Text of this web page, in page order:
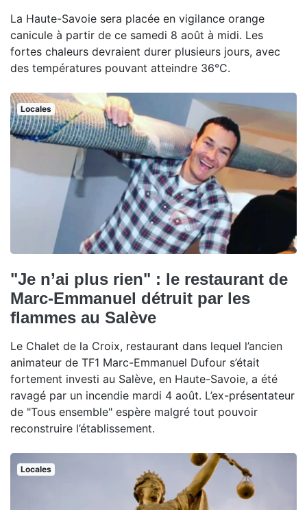
La Haute-Savoie sera placée en vigilance orange
canicule à partir de ce samedi 8 août à midi. Les
fortes chaleurs devraient durer plusieurs jours, avec
des températures pouvant atteindre 36°C.
Locales
"Je n’ai plus rien" : le restaurant de
Marc-Emmanuel détruit par les
flammes au Salève
Le Chalet de la Croix, restaurant dans lequel l’ancien
animateur de TF1 Marc-Emmanuel Dufour s’était
fortement investi au Salève, en Haute-Savoie, a été
ravagé par un incendie mardi 4 août. L’ex-présentateur
de "Tous ensemble" espère malgré tout pouvoir
reconstruire l’établissement.
Locales